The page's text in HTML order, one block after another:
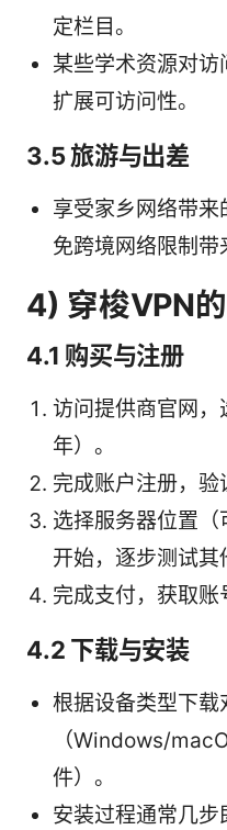
定栏目。
某些学术资源对
扩展可访问性。
3.5 旅游与出差
享受家乡网络带
免跨境网络限制带
4) 穿梭VPN
4.1 购买与注册
访问提供商官网
年）。
完成账户注册，验
选择服务器位置
开始，逐步测试其
完成支付，获取账
4.2 下载与安装
根据设备类型下载
（Windows/
件）。
安装过程通常几